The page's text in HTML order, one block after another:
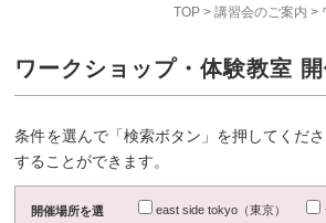
TOP> 講習会のご案内 >
ワークショップ・体験教室
条件を選んで「検索ボタン」を押してくだ
することができます。
開催場所を選
east side tokyo（東京）